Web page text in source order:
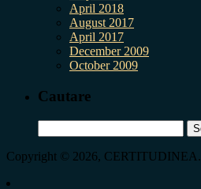
April 2018
August 2017
April 2017
December 2009
October 2009
Cautare
for:
Copyright © 2026, CERTITUDINEA.